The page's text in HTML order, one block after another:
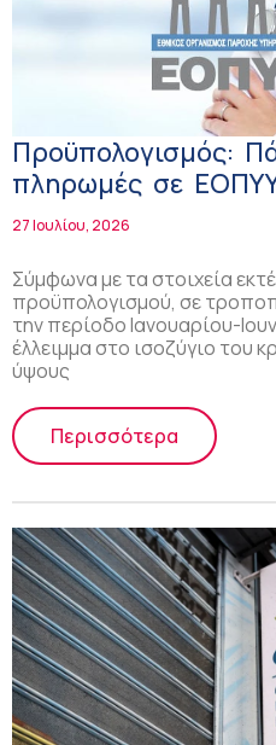
Προϋπολογισμός:
πληρωμές σε
στο 6μηνο
27 Ιουλίου, 2026
Σύμφωνα με τα στοιχεία
προϋπολογισμού, σε
την περίοδο Ιανουαρίου-
έλλειμμα στο ισοζύγιο του
ύψους
Περισσότερα